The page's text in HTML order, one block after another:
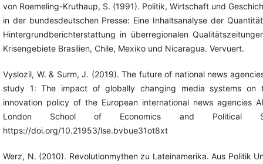
von Roemeling-Kruthaup, S. (1991). Politik, Wirtschaft und
in der bundesdeutschen Presse: Eine Inhaltsanalyse der
Hintergrundberichterstattung in überregionalen
Krisengebiete Brasilien, Chile, Mexiko und Nicaragua. Vervuert.
Vyslozil, W. & Surm, J. (2019). The future of national news
study 1: The impact of globally changing media systems on
innovation policy of the European international news agencies
London School of Economics and Political
https://doi.org/10.21953/lse.bvbue31ot8xt
Werz, N. (2010). Revolutionmythen zu Lateinamerika. Aus Politik